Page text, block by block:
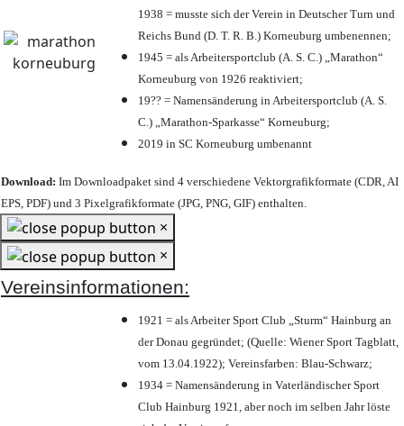
1938 = musste sich der Verein in Deutscher Turn und
Reichs Bund (D. T. R. B.) Korneuburg umbenennen;
1945 = als Arbeitersportclub (A. S. C.) „Marathon“
Korneuburg von 1926 reaktiviert;
19?? = Namensänderung in Arbeitersportclub (A. S.
C.) „Marathon-Sparkasse“ Korneuburg;
2019 in SC Korneuburg umbenannt
Download: Im Downloadpaket sind 4 verschiedene Vektorgrafikformate (CDR, AI
EPS, PDF) und 3 Pixelgrafikformate (JPG, PNG, GIF) enthalten.
×
×
Vereinsinformationen:
1921 = als Arbeiter Sport Club „Sturm“ Hainburg an
der Donau gegründet; (Quelle: Wiener Sport Tagblatt,
vom 13.04.1922); Vereinsfarben: Blau-Schwarz;
1934 = Namensänderung in Vaterländischer Sport
Club Hainburg 1921, aber noch im selben Jahr löste